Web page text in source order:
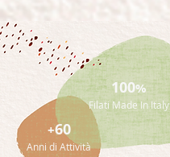
100%
Filati Made In Italy
+60
Anni di Attività